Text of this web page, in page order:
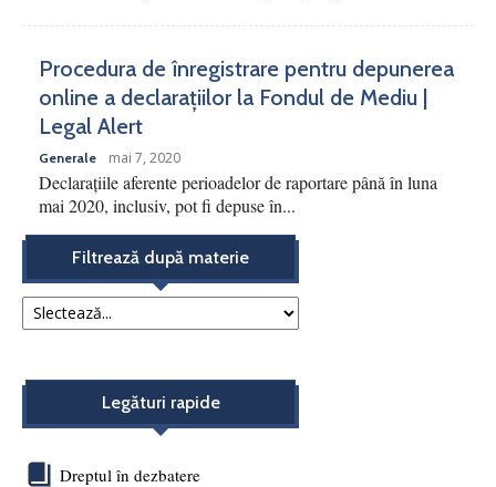
Procedura de înregistrare pentru depunerea
online a declarațiilor la Fondul de Mediu |
Legal Alert
Generale mai 7, 2020
Declarațiile aferente perioadelor de raportare până în luna
mai 2020, inclusiv, pot fi depuse în...
Filtrează după materie
Legături rapide
Dreptul în dezbatere